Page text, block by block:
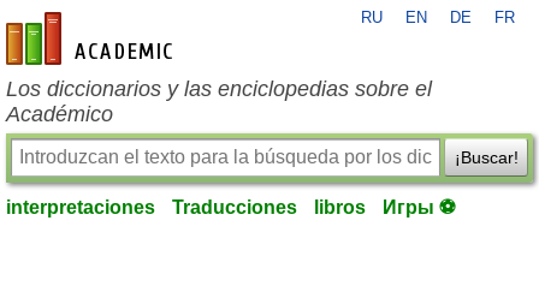
es-academic.com
RU EN DE FR
Los diccionarios y las enciclopedias sobre el
Académico
¡Buscar!
interpretaciones Traducciones libros Игры ⚽